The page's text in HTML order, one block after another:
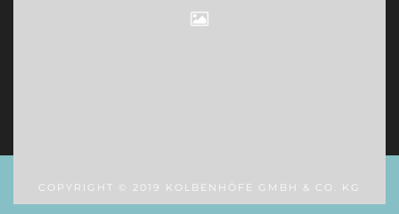
COPYRIGHT © 2019 KOLBENHÖFE GMBH & CO. KG